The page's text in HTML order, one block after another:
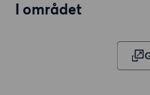
I området